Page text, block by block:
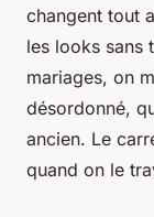
changent tout
les looks sans
mariages, on
désordonné,
ancien. Le
quand on le